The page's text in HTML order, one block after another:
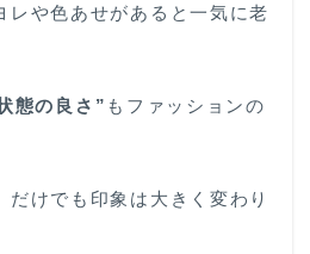
レや色あせがあると一気に老
態の良さ” もファッションの
だけでも印象は大きく変わり